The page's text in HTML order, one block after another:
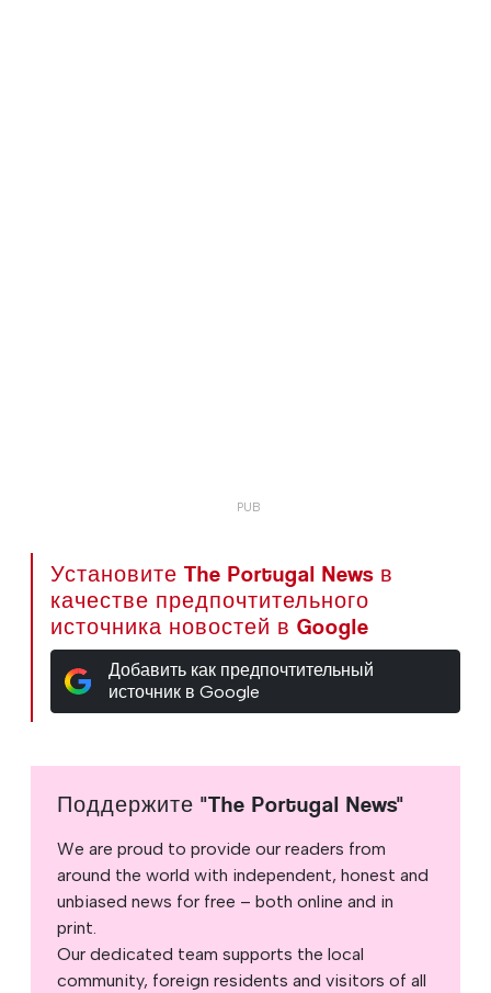
Установите The Portugal News в
качестве предпочтительного
источника новостей в Google
Добавить как предпочтительный
источник в Google
Поддержите "The Portugal News"
We are proud to provide our readers from
around the world with independent, honest and
unbiased news for free – both online and in
print.
Our dedicated team supports the local
community, foreign residents and visitors of all